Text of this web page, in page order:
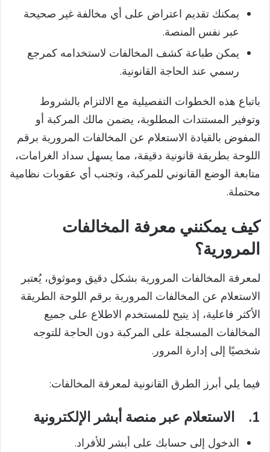
يمكنك تقديم اعتراض على أي مخالفة غير صحيحة
عبر نفس المنصة.
يمكن طباعة كشف المخالفات لاستخدامه كمرجع
رسمي عند الحاجة القانونية.
باتباع هذه الخطوات التفصيلية مع الالتزام بالشروط
وتوفير المستندات المطلوبة، يضمن مالك المركبة أو
المفوض بالقيادة الاستعلام عن المخالفات المرورية برقم
اللوحة بطريقة قانونية دقيقة، مما يسهل سداد الغرامات،
متابعة الوضع القانوني للمركبة، وتجنب أي عقوبات نظامية
محتملة.
كيف يمكنني معرفة المخالفات
المرورية؟
لمعرفة المخالفات المرورية بشكل دقيق وموثوق، يُعتبر
الاستعلام عن المخالفات المرورية برقم اللوحة الطريقة
الأكثر فاعلية، إذ يتيح للمستخدم الاطلاع على جميع
المخالفات المسجلة على المركبة دون الحاجة للتوجه
شخصيًا إلى إدارة المرور.
فيما يلي أبرز الطرق القانونية لمعرفة المخالفات:
1. الاستعلام عبر منصة أبشر الإلكترونية
الدخول إلى حسابك على أبشر للأفراد.